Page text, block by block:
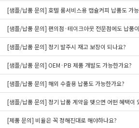
[샘플/납품 문의] 호텔 룸서비스용 캡슐커피 납품도 가
[샘플/납품 문의] 편의점·테이크아웃 전문점에도 납품
[샘플/납품 문의] 정기 발주시 재고 보장이 되나요?
[샘플/납품 문의] OEM·PB 제품 개발도 가능한가요?
[샘플/납품 문의] 해외 수출용 납품도 가능한가요?
[샘플/납품 문의] 정기 납품 계약을 맺으면 어떤 혜택이
[제품 문의] 비율은 꼭 정해진대로 해야하나요?